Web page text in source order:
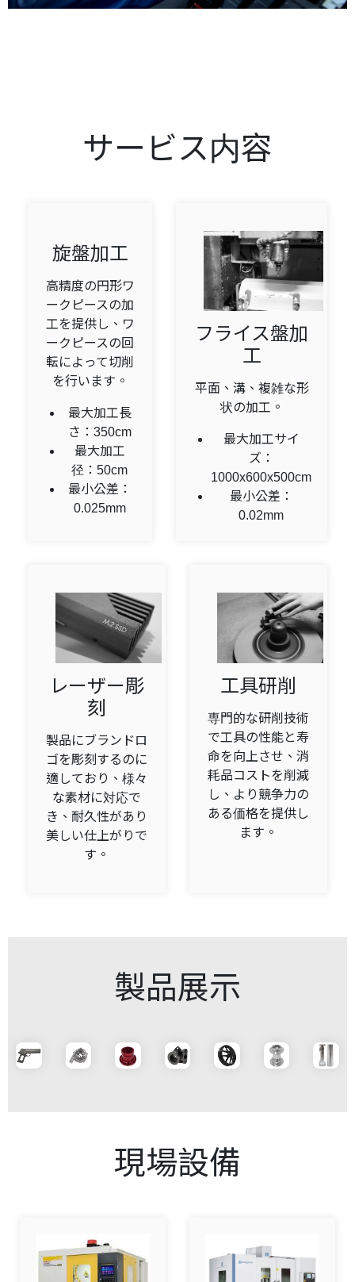
サービス内容
旋盤加工
高精度の円形ワ
ークピースの加
工を提供し、ワ
ークピースの回
転によって切削
を行います。
最大加工長
さ：350cm
最大加工
径：50cm
最小公差：
0.025mm
フライス盤加
工
平面、溝、複雑な形
状の加工。
最大加工サイ
ズ：
1000x600x500cm
最小公差：
0.02mm
レーザー彫
刻
製品にブランドロ
ゴを彫刻するのに
適しており、様々
な素材に対応で
き、耐久性があり
美しい仕上がりで
す。
工具研削
専門的な研削技術
で工具の性能と寿
命を向上させ、消
耗品コストを削減
し、より競争力の
ある価格を提供し
ます。
製品展示
現場設備